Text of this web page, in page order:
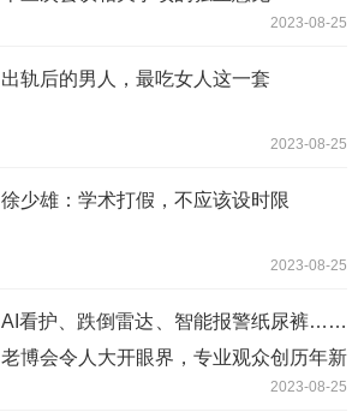
2023-08-25
出轨后的男人，最吃女人这一套
2023-08-25
徐少雄：学术打假，不应该设时限
2023-08-25
AI看护、跌倒雷达、智能报警纸尿裤……
老博会令人大开眼界，专业观众创历年新
2023-08-25